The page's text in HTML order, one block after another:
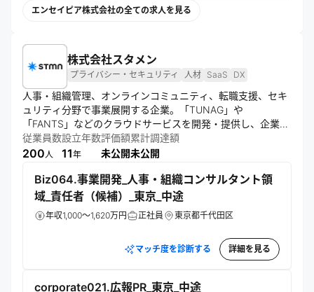
エンセイピア株式会社の全ての求人を見る
株式会社スタメン
プライバシー・セキュリティ 人材 SaaS DX
人事・組織管理、オンラインコミュニティ、転職支援、セキ
ュリティ分野で事業展開する企業。「TUNAG」や
「FANTS」などのクラウドサービスを開発・提供し、企業の
組織づくりやDXを支援。人と組織の力とテクノロジーの可能
性を最大限に活かし、社会への貢献を目指す。
従業員数
200人
設立年数
11年
評価額
未公開
累計調達額
未公開
Biz064.事業開発_人事・組織コンサルタント領
域_責任者（候補）_東京_中途
年収1,000～1,620万円 正社員 東京都千代田区
マッチ度を診断する 詳細を見る
corporate021.広報PR_東京_中途